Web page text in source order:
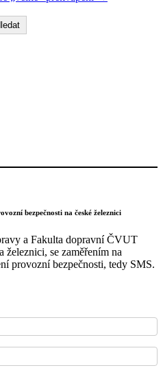
bezpečnosti na české železnici
a Fakulta dopravní ČVUT
železnici, se zaměřením na
provozní bezpečnosti, tedy SMS.